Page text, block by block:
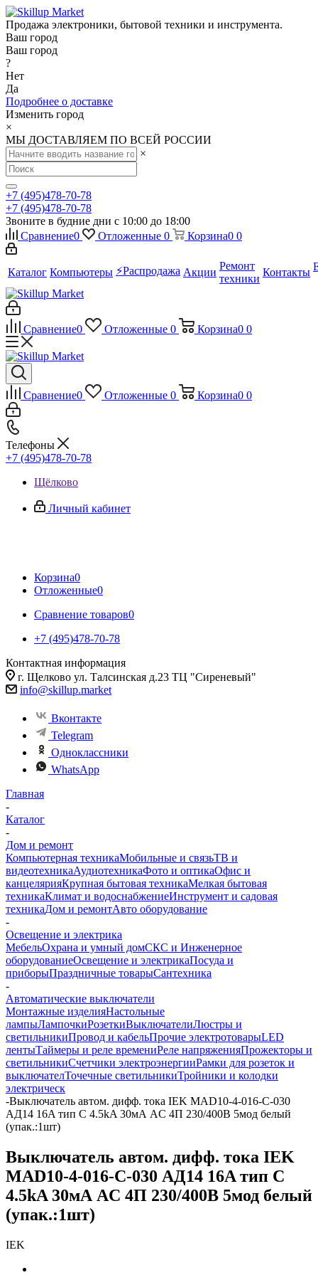
Продажа электроники, бытовой техники и инструмента.
Ваш город
Ваш город
?
Нет
Да
Подробнее о доставке
Изменить город
×
МЫ ДОСТАВЛЯЕМ ПО ВСЕЙ РОССИИ
×
+7 (495)478-70-78
+7 (495)478-70-78
Звоните в будние дни с 10:00 до 18:00
Сравнение0 Отложенные 0 Корзина0 0
Каталог Компьютеры ⚡️Распродажа Акции
Ремонт
техники
Контакты
Сравнение0 Отложенные 0 Корзина0 0
Сравнение0 Отложенные 0 Корзина0 0
Телефоны
+7 (495)478-70-78
Щёлково
Личный кабинет
Корзина0
Отложенные0
Сравнение товаров0
+7 (495)478-70-78
Контактная информация
г. Щелково ул. Талсинская д.23 ТЦ "Сиреневый"
info@skillup.market
Вконтакте
Telegram
Одноклассники
WhatsApp
Главная
-
Каталог
-
Дом и ремонт
Компьютерная техникаМобильные и связьТВ и
видеотехникаАудиотехникаФото и оптикаОфис и
канцелярияКрупная бытовая техникаМелкая бытовая
техникаКлимат и водоснабжениеИнструмент и садовая
техникаДом и ремонтАвто оборудование
-
Освещение и электрика
МебельОхрана и умный домСКС и Инженерное
оборудованиеОсвещение и электрикаПосуда и
приборыПраздничные товарыСантехника
-
Автоматические выключатели
Монтажные изделияНастольные
лампыЛампочкиРозеткиВыключателиЛюстры и
светильникиПровод и кабельПрочие электротоварыLED
лентыТаймеры и реле времениРеле напряженияПрожекторы и
светильникиСчетчики электроэнергииРамки для розеток и
выключателТочечные светильникиТройники и колодки
электрическ
-Выключатель автом. дифф. тока IEK MAD10-4-016-C-030
АД14 16A тип C 4.5kA 30мА AC 4П 230/400В 5мод белый
(упак.:1шт)
Выключатель автом. дифф. тока IEK
MAD10-4-016-C-030 АД14 16A тип C
4.5kA 30мА AC 4П 230/400В 5мод белый
(упак.:1шт)
IEK